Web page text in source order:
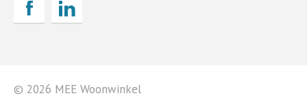
© 2026 MEE Woonwinkel